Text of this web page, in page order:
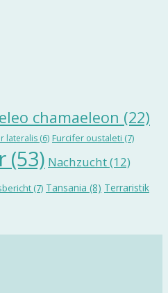
chamaeleon (22)
lateralis (6) Furcifer oustaleti (7)
(53) Nachzucht(12)
(7) Tansania (8) Terraristik